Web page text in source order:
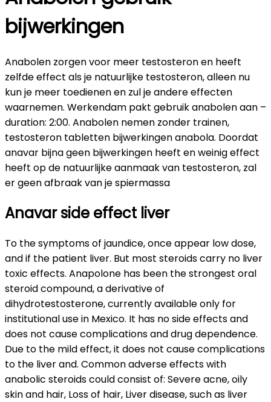
bijwerkingen
Anabolen zorgen voor meer testosteron en heeft
zelfde effect als je natuurlijke testosteron, alleen nu
kun je meer toedienen en zul je andere effecten
waarnemen. Werkendam pakt gebruik anabolen aan –
duration: 2:00. Anabolen nemen zonder trainen,
testosteron tabletten bijwerkingen anabola. Doordat
anavar bijna geen bijwerkingen heeft en weinig effect
heeft op de natuurlijke aanmaak van testosteron, zal
er geen afbraak van je spiermassa
Anavar side effect liver
To the symptoms of jaundice, once appear low dose,
and if the patient liver. But most steroids carry no liver
toxic effects. Anapolone has been the strongest oral
steroid compound, a derivative of
dihydrotestosterone, currently available only for
institutional use in Mexico. It has no side effects and
does not cause complications and drug dependence.
Due to the mild effect, it does not cause complications
to the liver and. Common adverse effects with
anabolic steroids could consist of: Severe acne, oily
skin and hair, Loss of hair, Liver disease, such as liver